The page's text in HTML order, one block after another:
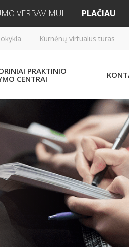
VERBAVIMUI PLAČIAU
Kurnėnų virtualus turas
PRAKTINIO
CENTRAI